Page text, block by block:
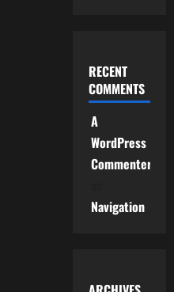
RECENT
COMMENTS
A
WordPress
Commenter
Navigation